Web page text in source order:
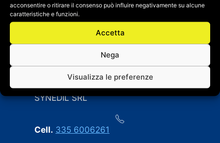
acconsentire o ritirare il consenso può influire negativamente su alcune
caratteristiche e funzioni.
Accetta
Nega
Visualizza le preferenze
CONTATTI
SYNEDIL SRL
Cell. 335 6006261